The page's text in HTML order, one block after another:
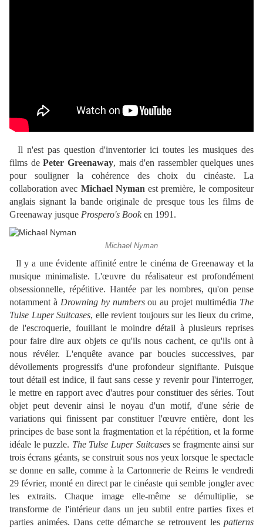
Il n'est pas question d'inventorier ici toutes les musiques des
films dePeter Greenaway, mais d'en rassembler quelques unes
pour souligner la cohérence des choix du cinéaste. La
collaboration avec Michael Nyman est première, le compositeur
anglais signant la bande originale de presque tous les films de
Greenaway jusque Prospero's Booken 1991.
Michael Nyman
Il y a une évidente affinité entre le cinéma de Greenaway et la
musique minimaliste. L'œuvre du réalisateur est profondément
obsessionnelle, répétitive. Hantée par les nombres, qu'on pense
notamment à Drowning by numbersou au projet multimédia The
Tulse Luper Suitcases, elle revient toujours sur les lieux du crime,
de l'escroquerie, fouillant le moindre détail à plusieurs reprises
pour faire dire aux objets ce qu'ils nous cachent, ce qu'ils ont à
nous révéler. L'enquête avance par boucles successives, par
dévoilements progressifs d'une profondeur signifiante. Puisque
tout détail est indice, il faut sans cesse y revenir pour l'interroger,
le mettre en rapport avec d'autres pour constituer des séries. Tout
objet peut devenir ainsi le noyau d'un motif, d'une série de
variations qui finissent par constituer l'œuvre entière, dont les
principes de base sont la fragmentation et la répétition, et la forme
idéale le puzzle. The Tulse Luper Suitcasesse fragmente ainsi sur
trois écrans géants, se construit sous nos yeux lorsque le spectacle
se donne en salle, comme à la Cartonnerie de Reims le vendredi
29 février, monté en direct par le cinéaste qui semble jongler avec
les extraits. Chaque image elle-même se démultiplie, se
transforme de l'intérieur dans un jeu subtil entre parties fixes et
parties animées. Dans cette démarche se retrouvent les patterns